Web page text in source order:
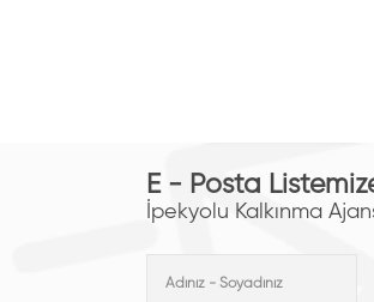
E - Posta
İpekyolu Kalkınma